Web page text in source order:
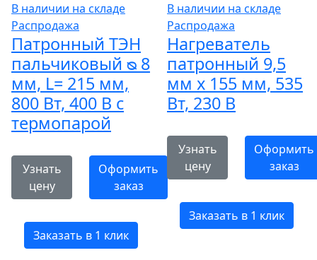
В наличии на складе
Распродажа
Патронный ТЭН
пальчиковый ᴓ 8
мм, L= 215 мм,
800 Вт, 400 В с
термопарой
Узнать
цену
Оформить
заказ
Заказать в 1 клик
В наличии на складе
Распродажа
Нагреватель
патронный 9,5
мм x 155 мм, 535
Вт, 230 В
Узнать
цену
Оформить
заказ
Заказать в 1 клик